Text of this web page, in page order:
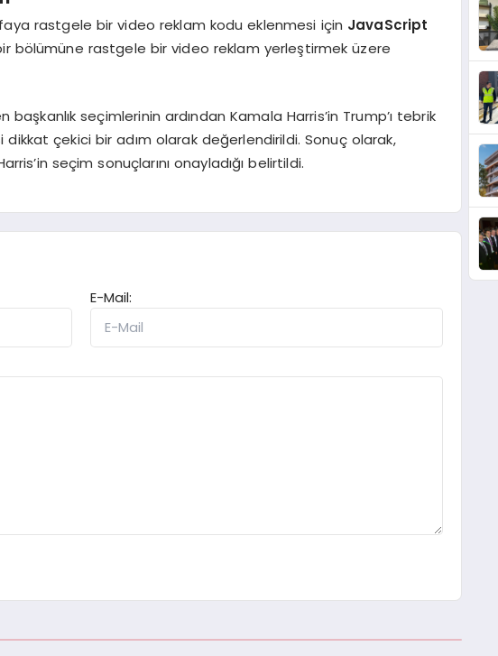
rastgele bir video reklam kodu eklenmesi için JavaScript
bir bölümüne rastgele bir video reklam yerleştirmek üzere
başkanlık seçimlerinin ardından Kamala Harris’in Trump’ı tebrik
çekici bir adım olarak değerlendirildi. Sonuç olarak,
seçim sonuçlarını onayladığı belirtildi.
E-Mail: